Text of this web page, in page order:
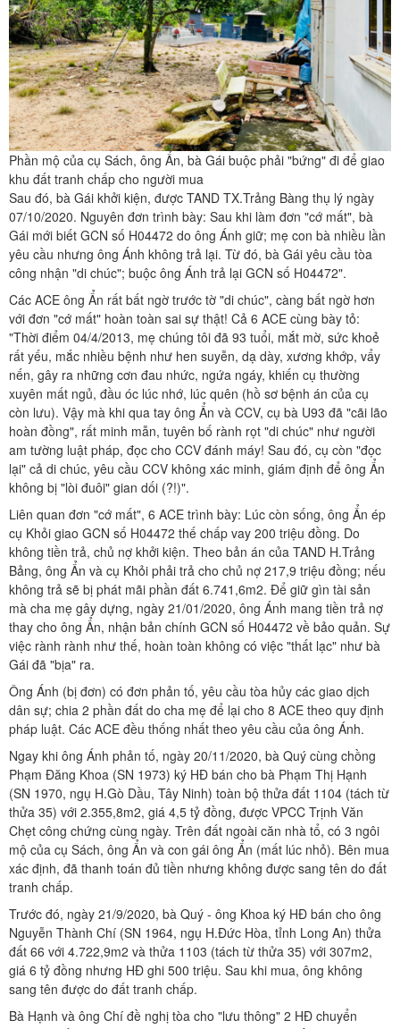
Phần mộ của cụ Sách, ông Ẩn, bà Gái buộc phải "bứng" đi để giao
khu đất tranh chấp cho người mua
Sau đó, bà Gái khởi kiện, được TAND TX.Trảng Bàng thụ lý ngày
07/10/2020. Nguyên đơn trình bày: Sau khi làm đơn "cớ mất", bà
Gái mới biết GCN số H04472 do ông Ánh giữ; mẹ con bà nhiều lần
yêu cầu nhưng ông Ánh không trả lại. Từ đó, bà Gái yêu cầu tòa
công nhận "di chúc"; buộc ông Ánh trả lại GCN số H04472".
Các ACE ông Ẩn rất bất ngờ trước tờ "di chúc", càng bất ngờ hơn
với đơn "cớ mất" hoàn toàn sai sự thật! Cả 6 ACE cùng bày tỏ:
"Thời điểm 04/4/2013, mẹ chúng tôi đã 93 tuổi, mắt mờ, sức khoẻ
rất yếu, mắc nhiều bệnh như hen suyễn, dạ dày, xương khớp, vẩy
nến, gây ra những cơn đau nhức, ngứa ngáy, khiến cụ thường
xuyên mất ngủ, đầu óc lúc nhớ, lúc quên (hồ sơ bệnh án của cụ
còn lưu). Vậy mà khi qua tay ông Ẩn và CCV, cụ bà U93 đã "cãi lão
hoàn đồng", rất minh mẫn, tuyên bố rành rọt "di chúc" như người
am tường luật pháp, đọc cho CCV đánh máy! Sau đó, cụ còn "đọc
lại" cả di chúc, yêu cầu CCV không xác minh, giám định để ông Ẩn
không bị "lòi đuôi" gian dối (?!)".
Liên quan đơn "cớ mất", 6 ACE trình bày: Lúc còn sống, ông Ẩn ép
cụ Khỏi giao GCN số H04472 thế chấp vay 200 triệu đồng. Do
không tiền trả, chủ nợ khởi kiện. Theo bản án của TAND H.Trảng
Bảng, ông Ẩn và cụ Khỏi phải trả cho chủ nợ 217,9 triệu đồng; nếu
không trả sẽ bị phát mãi phần đất 6.741,6m2. Để giữ gìn tài sản
mà cha mẹ gây dựng, ngày 21/01/2020, ông Ánh mang tiền trả nợ
thay cho ông Ẩn, nhận bản chính GCN số H04472 về bảo quản. Sự
việc rành rành như thế, hoàn toàn không có việc "thất lạc" như bà
Gái đã "bịa" ra.
Ông Ánh (bị đơn) có đơn phản tố, yêu cầu tòa hủy các giao dịch
dân sự; chia 2 phần đất do cha mẹ để lại cho 8 ACE theo quy định
pháp luật. Các ACE đều thống nhất theo yêu cầu của ông Ánh.
Ngay khi ông Ánh phản tố, ngày 20/11/2020, bà Quý cùng chồng
Phạm Đăng Khoa (SN 1973) ký HĐ bán cho bà Phạm Thị Hạnh
(SN 1970, ngụ H.Gò Dầu, Tây Ninh) toàn bộ thửa đất 1104 (tách từ
thửa 35) với 2.355,8m2, giá 4,5 tỷ đồng, được VPCC Trịnh Văn
Chẹt công chứng cùng ngày. Trên đất ngoài căn nhà tổ, có 3 ngôi
mộ của cụ Sách, ông Ẩn và con gái ông Ẩn (mất lúc nhỏ). Bên mua
xác định, đã thanh toán đủ tiền nhưng không được sang tên do đất
tranh chấp.
Trước đó, ngày 21/9/2020, bà Quý - ông Khoa ký HĐ bán cho ông
Nguyễn Thành Chí (SN 1964, ngụ H.Đức Hòa, tỉnh Long An) thửa
đất 66 với 4.722,9m2 và thửa 1103 (tách từ thửa 35) với 307m2,
giá 6 tỷ đồng nhưng HĐ ghi 500 triệu. Sau khi mua, ông không
sang tên được do đất tranh chấp.
Bà Hạnh và ông Chí đề nghị tòa cho "lưu thông" 2 HĐ chuyển